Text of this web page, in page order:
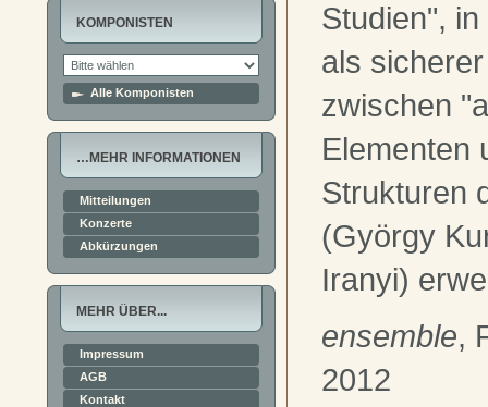
KOMPONISTEN
Alle Komponisten
…MEHR INFORMATIONEN
Mitteilungen
Konzerte
Abkürzungen
MEHR ÜBER...
Impressum
AGB
Kontakt
Studien",
als
zwischen
Elementen
Strukturen
(György
Iranyi)
ensemble,
2012